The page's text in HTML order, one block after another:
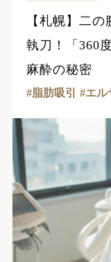
【札幌】二
執刀！「360
麻酔の秘密
脂肪吸引 エル